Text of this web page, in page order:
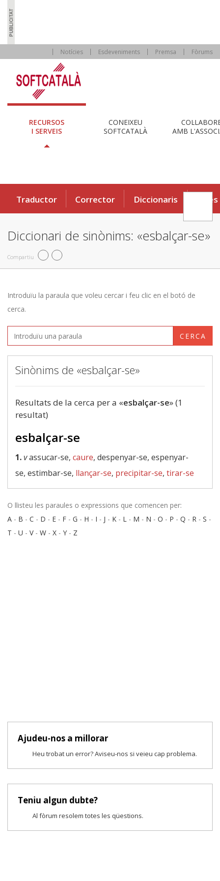
Notícies Esdeveniments Premsa Fòrums
RECURSOS
I SERVEIS
CONEIXEU
SOFTCATALÀ
AMB
Traductor Corrector Diccionaris Eines
Diccionari de sinònims: «esbalçar-se»
Compartiu
Introduïu la paraula que voleu cercar i feu clic en el botó de
cerca.
CERCA
Sinònims de «esbalçar-se»
Resultats de la cerca per a «esbalçar-se» (1
resultat)
esbalçar-se
1.vassucar-se, caure, despenyar-se, espenyar-
se, estimbar-se, llançar-se, precipitar-se, tirar-se
O llisteu les paraules o expressions que comencen per:
A - B - C - D - E - F - G - H - I - J - K - L - M - N - O - P - Q - R - S -
T - U - V- W - X - Y - Z
Ajudeu-nos a millorar
Heu trobat un error? Aviseu-nos si veieu cap problema.
Teniu algun dubte?
Al fòrum resolem totes les qüestions.